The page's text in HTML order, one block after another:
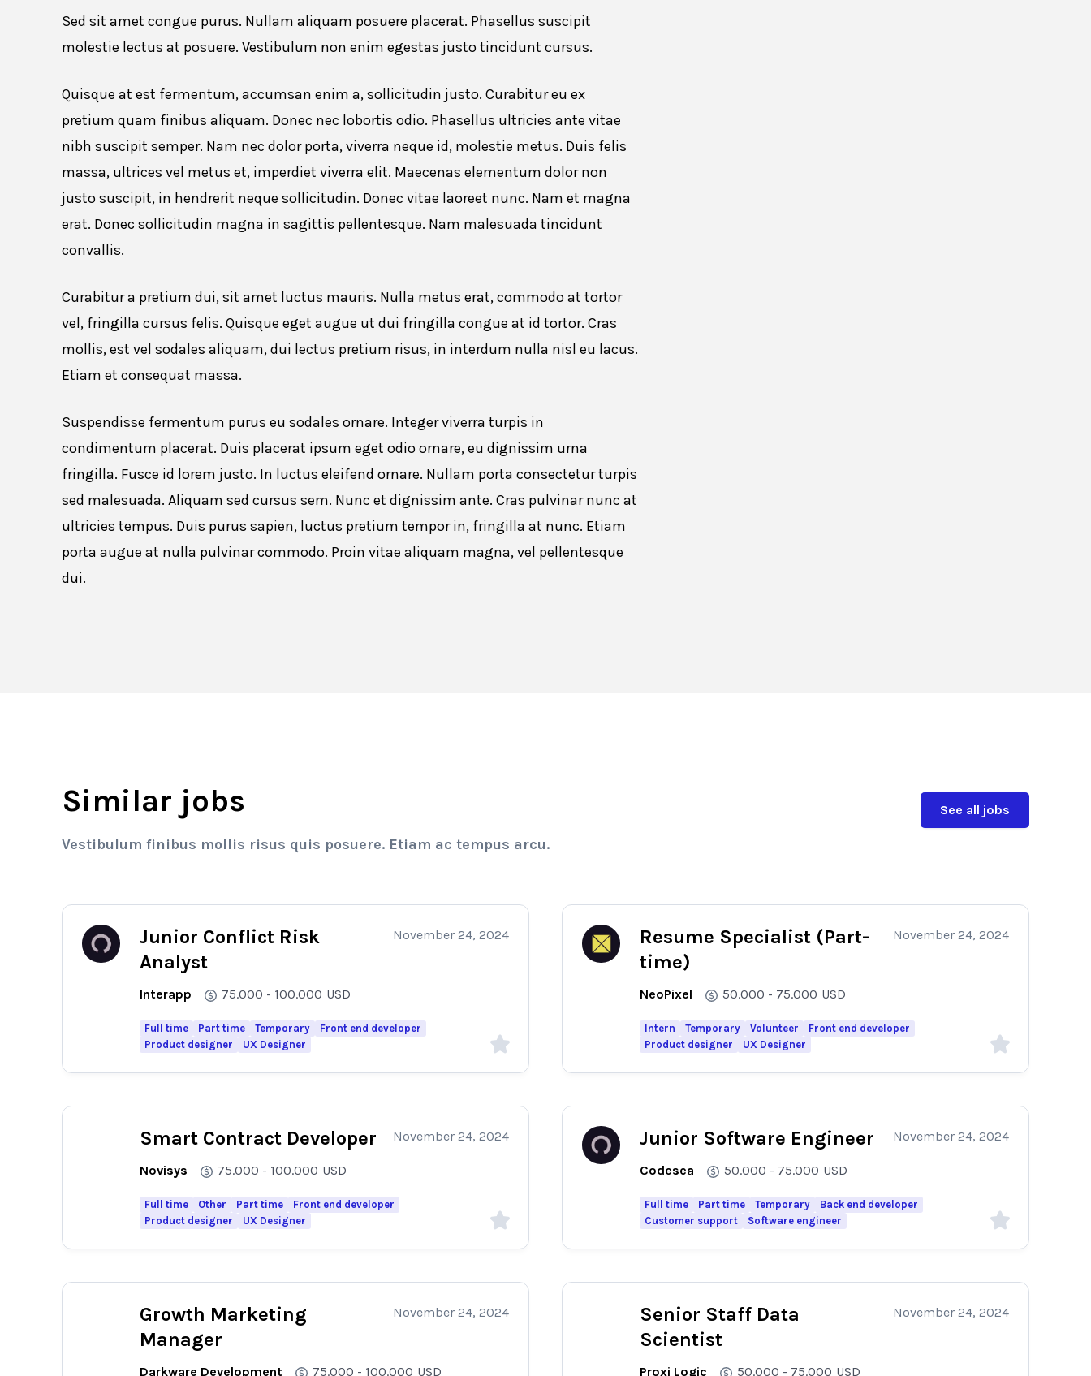
Sed sit amet congue purus. Nullam aliquam posuere placerat. Phasellus suscipit
molestie lectus at posuere. Vestibulum non enim egestas justo tincidunt cursus.
Quisque at est fermentum, accumsan enim a, sollicitudin justo. Curabitur eu ex
pretium quam finibus aliquam. Donec nec lobortis odio. Phasellus ultricies ante vitae
nibh suscipit semper. Nam nec dolor porta, viverra neque id, molestie metus. Duis felis
massa, ultrices vel metus et, imperdiet viverra elit. Maecenas elementum dolor non
justo suscipit, in hendrerit neque sollicitudin. Donec vitae laoreet nunc. Nam et magna
erat. Donec sollicitudin magna in sagittis pellentesque. Nam malesuada tincidunt
convallis.
Curabitur a pretium dui, sit amet luctus mauris. Nulla metus erat, commodo at tortor
vel, fringilla cursus felis. Quisque eget augue ut dui fringilla congue at id tortor. Cras
mollis, est vel sodales aliquam, dui lectus pretium risus, in interdum nulla nisl eu lacus.
Etiam et consequat massa.
Suspendisse fermentum purus eu sodales ornare. Integer viverra turpis in
condimentum placerat. Duis placerat ipsum eget odio ornare, eu dignissim urna
fringilla. Fusce id lorem justo. In luctus eleifend ornare. Nullam porta consectetur turpis
sed malesuada. Aliquam sed cursus sem. Nunc et dignissim ante. Cras pulvinar nunc at
ultricies tempus. Duis purus sapien, luctus pretium tempor in, fringilla at nunc. Etiam
porta augue at nulla pulvinar commodo. Proin vitae aliquam magna, vel pellentesque
dui.
Similar jobs
Vestibulum finibus mollis risus quis posuere. Etiam ac tempus arcu.
See all jobs
Junior Conflict Risk
Analyst
November 24, 2024
Interapp 75.000 - 100.000 USD
Full time Part time Temporary
Front end developer
Product designer
UX Designer
Resume Specialist (Part-
time)
November 24, 2024
NeoPixel 50.000 - 75.000 USD
Intern Temporary Volunteer
Front end developer
Product designer
UX Designer
Smart Contract Developer November 24, 2024
Novisys 75.000 - 100.000 USD
Full time Other Part time
Front end developer
Product designer
UX Designer
Junior Software Engineer November 24, 2024
Codesea 50.000 - 75.000 USD
Full time Part time Temporary
Back end developer
Customer support
Software engineer
Growth Marketing
Manager
November 24, 2024
Darkware Development 75.000 - 100.000 USD
Senior Staff Data
Scientist
November 24, 2024
Proxi Logic 50.000 - 75.000 USD